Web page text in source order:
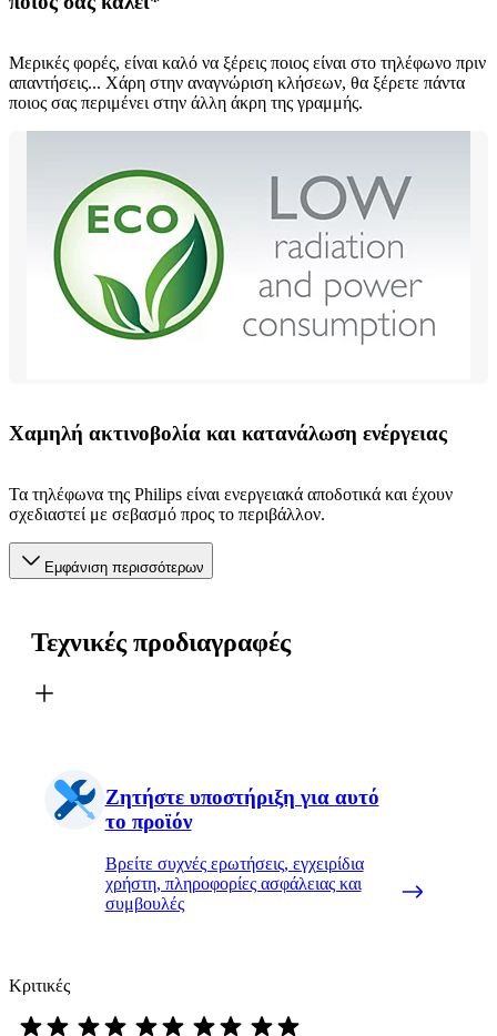
Μερικές φορές, είναι καλό να ξέρεις ποιος είναι στο τηλέφωνο πριν
απαντήσεις... Χάρη στην αναγνώριση κλήσεων, θα ξέρετε πάντα
ποιος σας περιμένει στην άλλη άκρη της γραμμής.
Χαμηλή ακτινοβολία και κατανάλωση ενέργειας
Τα τηλέφωνα της Philips είναι ενεργειακά αποδοτικά και έχουν
σχεδιαστεί με σεβασμό προς το περιβάλλον.
Εμφάνιση περισσότερων
Τεχνικές προδιαγραφές
Ζητήστε υποστήριξη για αυτό
το προϊόν
Βρείτε συχνές ερωτήσεις, εγχειρίδια
χρήστη, πληροφορίες ασφάλειας και
συμβουλές
Κριτικές